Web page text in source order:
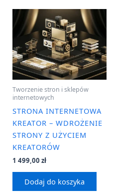
Tworzenie stron i sklepów
internetowych
STRONA INTERNETOWA
KREATOR – WDROŻENIE
STRONY Z UŻYCIEM
KREATORÓW
1 499,00 zł
Dodaj do koszyka